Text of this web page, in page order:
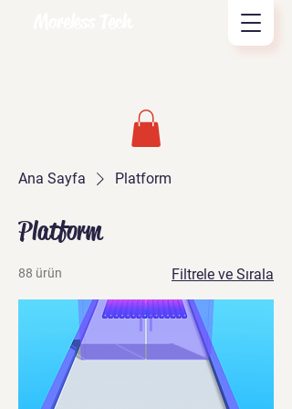
Ana Sayfa Platform
Platform
88 ürün Filtrele ve Sırala